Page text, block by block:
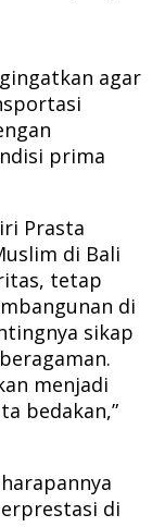
agar
prima
Prasta
di Bali
tetap
di
sikap
menjadi
bedakan,”
di